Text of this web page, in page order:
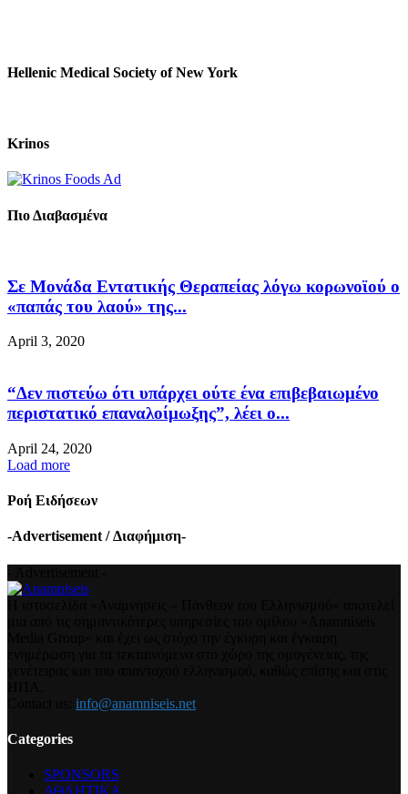
Hellenic Medical Society of New York
Krinos
Πιο Διαβασμένα
Σε Μονάδα Εντατικής Θεραπείας λόγω κορωνοϊού ο
«παπάς του λαού» της...
April 3, 2020
“Δεν πιστεύω ότι υπάρχει ούτε ένα επιβεβαιωμένο
περιστατικό επαναλοίμωξης”, λέει ο...
April 24, 2020
Load more
Ροή Ειδήσεων
-Advertisement / Διαφήμιση-
info@anamniseis.net
Categories
SPONSORS
ΑΘΛΗΤΙΚΑ